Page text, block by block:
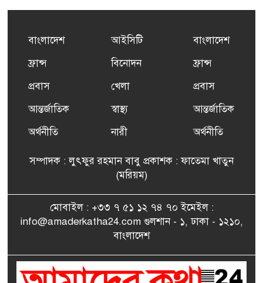
৫
এর সম্পূর্ণ বিনামূল্যের সুশি
ফ্রান্সসহ ইউরোপীয় দেশসমূহে
দাবদাহ: কারণ, প্রভাব ও করণীয়
ফ্রান্সে সংবর্ধিত হলেন যুক্তরাজ্য
বিএনপি’র আহ্বায়ক কমিটির
সাংবাদিকতায় কৃতিত্বের পুরস্কার
এমপি মমতাজ আলোকে
জেলা প্রবাসী এসোসিয়েশন’
বাংলাদেশ
ফ্রান্স
প্রবাস
আন্তর্জাতিক
অর্থনীতি
আইসিটি
বিনোদন
খেলা
স্বাস্থ্য
নারী
বাংলাদেশ
ফ্রান্স
প্রবাস
আন্তর্জাতিক
অর্থনীতি
সম্পাদক : লুৎফুর রহমান বাবু প্রকাশক : ফাতেমা খাতুন
(মরিয়ম)
মোবাইল : +৩৩ ৭ ৫১ ১২ ৭৪ ৭০ ইমেইল :
info@amaderkatha24.com গুলশান - ১, ঢাকা - ১২১০,
বাংলাদেশ